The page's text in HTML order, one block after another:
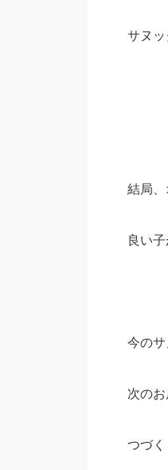
サヌッ
結局、
良い
今のサ
次のお
つづく